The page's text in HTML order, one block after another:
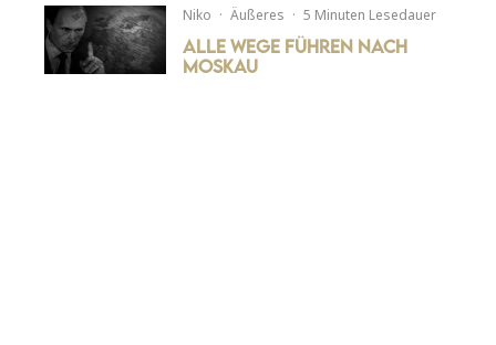
Niko · Äußeres · 5 Minuten Lesedauer
Alle Wege führen nach
Moskau